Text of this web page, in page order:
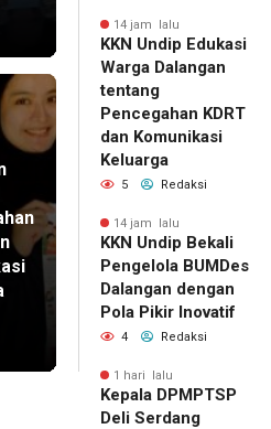
14 jam lalu
KKN Undip Edukasi
Warga Dalangan
tentang
Pencegahan KDRT
dan Komunikasi
Keluarga
5 Redaksi
14 jam lalu
KKN Undip Bekali
Pengelola BUMDes
Dalangan dengan
Pola Pikir Inovatif
4 Redaksi
1 hari lalu
Kepala DPMPTSP
Deli Serdang